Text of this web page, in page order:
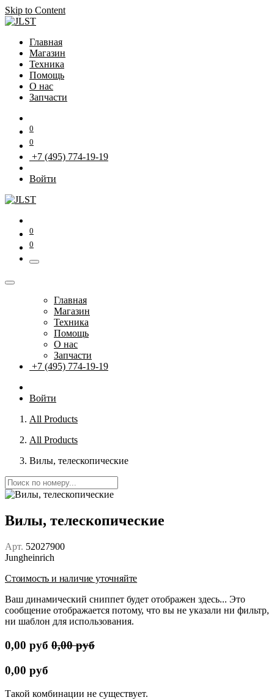
Skip to Content
Главная
Магазин
Техника
Помощь
О нас
Запчасти
0
0
+7 (495) 774-19-19
Войти
0
0
Главная
Магазин
Техника
Помощь
О нас
Запчасти
+7 (495) 774-19-19
Войти
All Products
All Products
Вилы, телескопические
Вилы, телескопические
Арт. 52027900
Jungheinrich
Стоимость и наличие уточняйте
Ваш динамический сниппет будет отображен здесь... Это
сообщение отображается потому, что вы не указали ни фильтр,
ни шаблон для использования.
0,00 руб 0,00руб
0,00 руб
Такой комбинации не существует.